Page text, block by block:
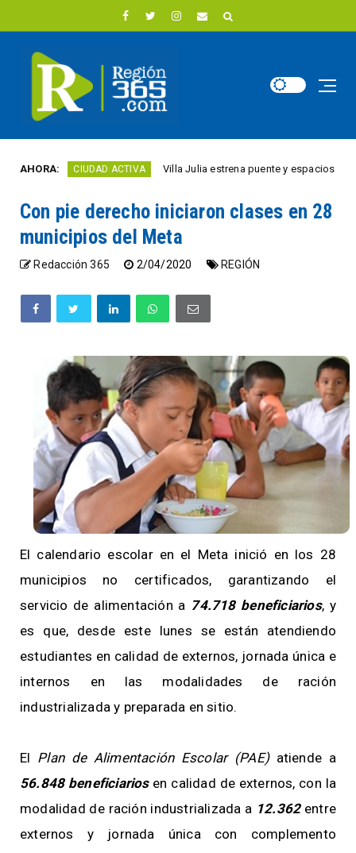
AHORA:
CIUDAD ACTIVA Villa Julia estrena puente y espacios
Con pie derecho iniciaron clases en 28
municipios del Meta
Redacción 365 2/04/2020 REGIÓN
El calendario escolar en el Meta inició en los 28
municipios no certificados, garantizando el
servicio de alimentación a 74.718 beneficiarios, y
es que, desde este lunes se están atendiendo
estudiantes en calidad de externos, jornada única e
internos en las modalidades de ración
industrializada y preparada en sitio.
El Plan de Alimentación Escolar (PAE) atiende a
56.848 beneficiariosen calidad de externos, con la
modalidad de ración industrializada a 12.362entre
externos y jornada única con complemento